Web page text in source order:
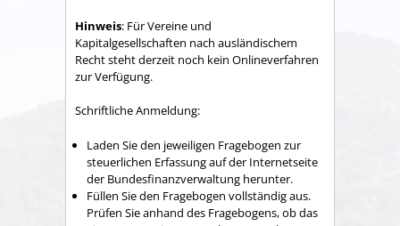
Hinweis: Für Vereine und
Kapitalgesellschaften nach ausländischem
Recht steht derzeit noch kein Onlineverfahren
zur Verfügung.
Schriftliche Anmeldung:
Laden Sie den jeweiligen Fragebogen zur
steuerlichen Erfassung auf der Internetseite
der Bundesfinanzverwaltung herunter.
Füllen Sie den Fragebogen vollständig aus.
Prüfen Sie anhand des Fragebogens, ob das